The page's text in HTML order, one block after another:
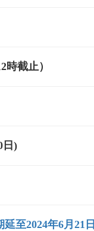
時截止）
日)
至2024年6月21日